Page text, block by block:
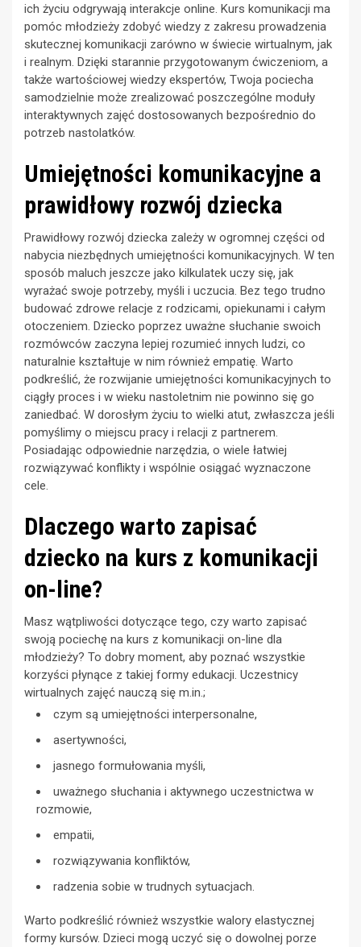
ich życiu odgrywają interakcje online. Kurs komunikacji ma
pomóc młodzieży zdobyć wiedzy z zakresu prowadzenia
skutecznej komunikacji zarówno w świecie wirtualnym, jak
i realnym. Dzięki starannie przygotowanym ćwiczeniom, a
także wartościowej wiedzy ekspertów, Twoja pociecha
samodzielnie może zrealizować poszczególne moduły
interaktywnych zajęć dostosowanych bezpośrednio do
potrzeb nastolatków.
Umiejętności komunikacyjne a
prawidłowy rozwój dziecka
Prawidłowy rozwój dziecka zależy w ogromnej części od
nabycia niezbędnych umiejętności komunikacyjnych. W ten
sposób maluch jeszcze jako kilkulatek uczy się, jak
wyrażać swoje potrzeby, myśli i uczucia. Bez tego trudno
budować zdrowe relacje z rodzicami, opiekunami i całym
otoczeniem. Dziecko poprzez uważne słuchanie swoich
rozmówców zaczyna lepiej rozumieć innych ludzi, co
naturalnie kształtuje w nim również empatię. Warto
podkreślić, że rozwijanie umiejętności komunikacyjnych to
ciągły proces i w wieku nastoletnim nie powinno się go
zaniedbać. W dorosłym życiu to wielki atut, zwłaszcza jeśli
pomyślimy o miejscu pracy i relacji z partnerem.
Posiadając odpowiednie narzędzia, o wiele łatwiej
rozwiązywać konflikty i wspólnie osiągać wyznaczone
cele.
Dlaczego warto zapisać
dziecko na kurs z komunikacji
on-line?
Masz wątpliwości dotyczące tego, czy warto zapisać
swoją pociechę na kurs z komunikacji on-line dla
młodzieży? To dobry moment, aby poznać wszystkie
korzyści płynące z takiej formy edukacji. Uczestnicy
wirtualnych zajęć nauczą się m.in.;
czym są umiejętności interpersonalne,
asertywności,
jasnego formułowania myśli,
uważnego słuchania i aktywnego uczestnictwa w
rozmowie,
empatii,
rozwiązywania konfliktów,
radzenia sobie w trudnych sytuacjach.
Warto podkreślić również wszystkie walory elastycznej
formy kursów. Dzieci mogą uczyć się o dowolnej porze